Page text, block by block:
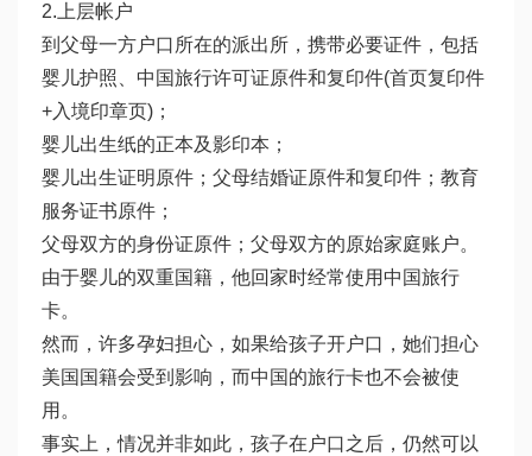
2.上层帐户
到父母一方户口所在的派出所，携带必要证件，包括
婴儿护照、中国旅行许可证原件和复印件(首页复印件
+入境印章页)；
婴儿出生纸的正本及影印本；
婴儿出生证明原件；父母结婚证原件和复印件；教育
服务证书原件；
父母双方的身份证原件；父母双方的原始家庭账户。
由于婴儿的双重国籍，他回家时经常使用中国旅行
卡。
然而，许多孕妇担心，如果给孩子开户口，她们担心
美国国籍会受到影响，而中国的旅行卡也不会被使
用。
事实上，情况并非如此，孩子在户口之后，仍然可以